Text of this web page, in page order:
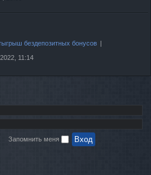
бездепозитных бонусов
11:14
Запомнить меня